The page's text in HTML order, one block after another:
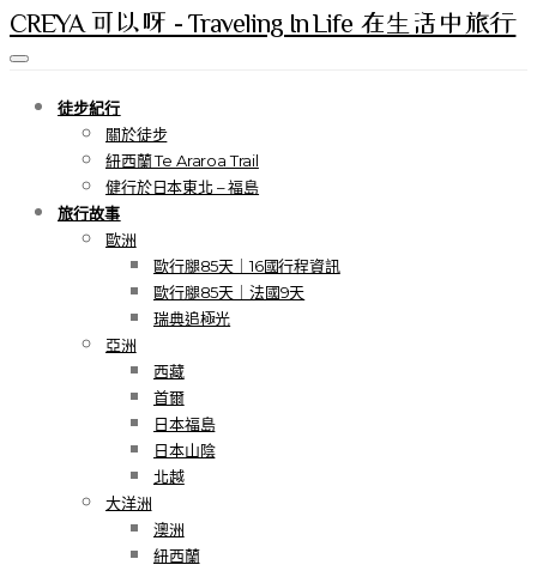
CREYA 可以呀 - Traveling In Life 在生活中旅行
徒步紀行
關於徒步
紐西蘭 Te Araroa Trail
健行於日本東北 – 福島
旅行故事
歐洲
歐行腿85天｜16國行程資訊
歐行腿85天｜法國9天
瑞典追極光
亞洲
西藏
首爾
日本福島
日本山陰
北越
大洋洲
澳洲
紐西蘭